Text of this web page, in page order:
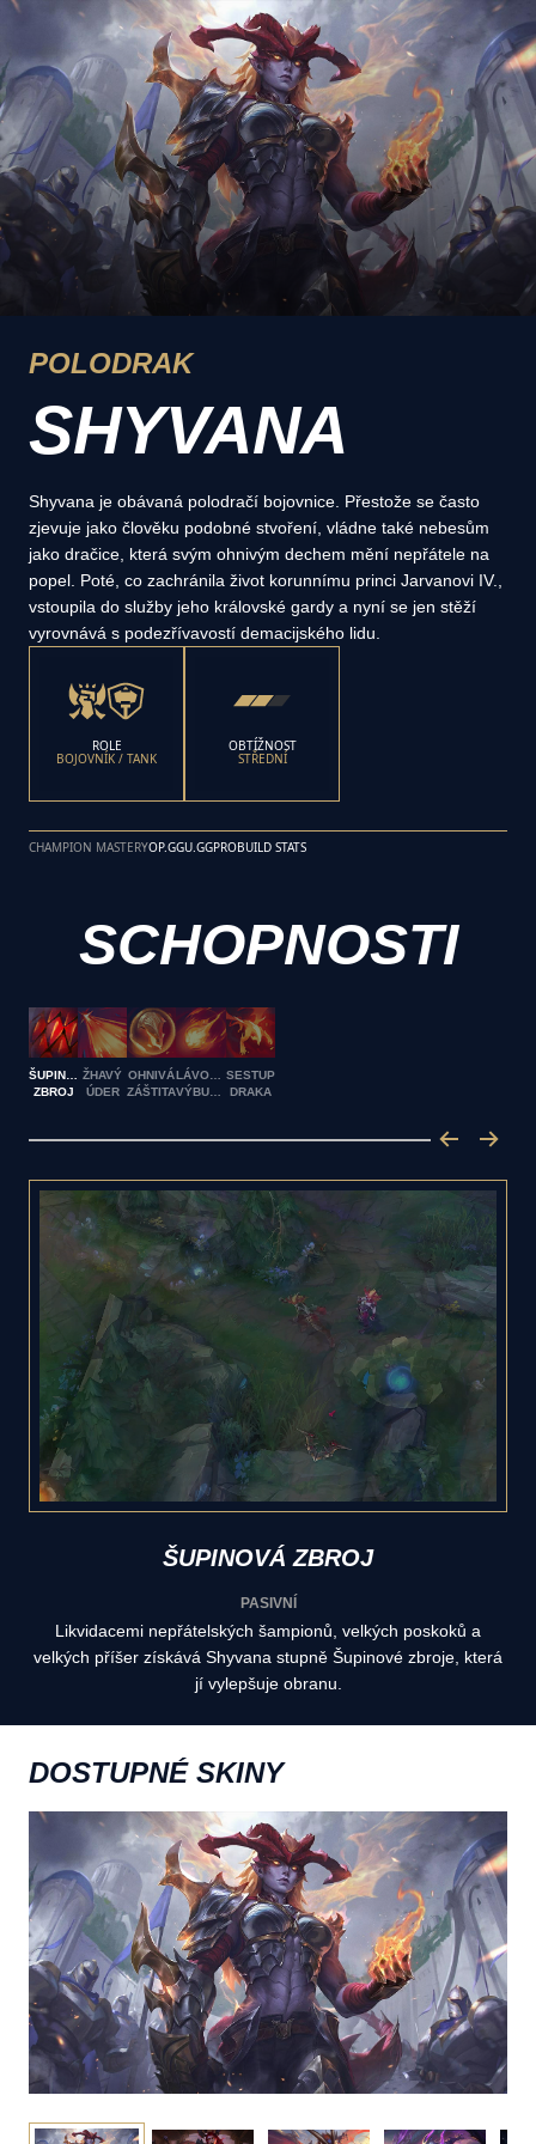
POLODRAK
SHYVANA
Shyvana je obávaná polodračí bojovnice. Přestože se často
zjevuje jako člověku podobné stvoření, vládne také nebesům
jako dračice, která svým ohnivým dechem mění nepřátele na
popel. Poté, co zachránila život korunnímu princi Jarvanovi IV.,
vstoupila do služby jeho královské gardy a nyní se jen stěží
vyrovnává s podezřívavostí demacijského lidu.
ROLE
BOJOVNÍK / TANK
OBTÍŽNOST
STŘEDNÍ
CHAMPION MASTERYOP.GGU.GGPROBUILD STATS
SCHOPNOSTI
ŠUPINOVÁ
ZBROJ
ŽHAVÝ
ÚDER
OHNIVÁ
ZÁŠTITA
LÁVOVÝSESTUP
DRAKA
ŠUPINOVÁ ZBROJ
PASIVNÍ
Likvidacemi nepřátelských šampionů, velkých poskoků a
velkých příšer získává Shyvana stupně Šupinové zbroje, která
jí vylepšuje obranu.
DOSTUPNÉ SKINY